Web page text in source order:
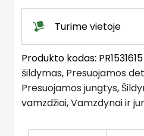
Turime vietoje
Produkto kodas: PR1531615
šildymas, Presuojamos
Presuojamos jungtys,
vamzdžiai,Vamzdynai ir